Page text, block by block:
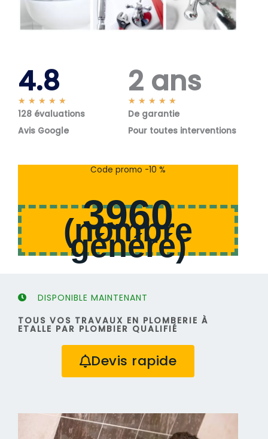
4.8
★ ★ ★ ★ ★
o
s
128 évaluations
Avis Google
2 ans
★ ★ ★ ★ ★
o
s
De garantie
Pour toutes interventions
Code promo -10 %
3960
(nombre
généré)
DISPONIBLE MAINTENANT
TOUS VOS TRAVAUX EN PLOMBERIE À
ETALLE PAR PLOMBIER QUALIFIÉ
Devis rapide